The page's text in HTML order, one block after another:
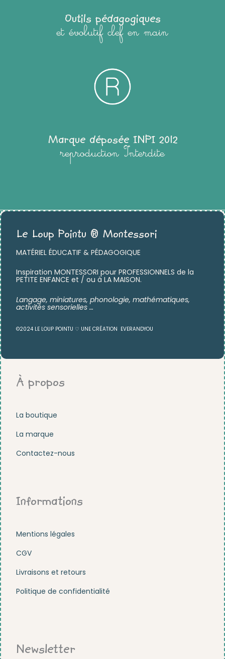
Outils pédagogiques
et évolutif clef en main
Marque déposée INPI 2012
reproduction Interdite
Le Loup Pointu ® Montessori
MATÉRIEL ÉDUCATIF & PÉDAGOGIQUE
Inspiration MONTESSORI pour PROFESSIONNELS de la
PETITE ENFANCE et / ou à LA MAISON.
Langage, miniatures, phonologie, mathématiques,
activités sensorielles …
©2024 LE LOUP POINTU ♡ UNE CRÉATION EVERANDYOU
À propos
La boutique
La marque
Contactez-nous
Informations
Mentions légales
CGV
Livraisons et retours
Politique de confidentialité
Newsletter